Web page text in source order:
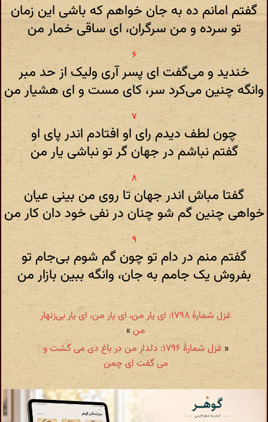
گفتم امانم ده به جان خواهم که باشی این زمان
تو سرده و من سرگران، ای ساقی خمار من
خندید و می‌گفت ای پسر آری ولیک از حد مبر
وانگه چنین می‌کرد سر، کای مست و ای هشیار من
چون لطف دیدم رای او افتادم اندر پای او
گفتم نباشم در جهان گر تو نباشی یار من
گفتا مباش اندر جهان تا روی من بینی عیان
خواهی چنین گم شو چنان در نفی خود دان کار من
گفتم منم در دام تو چون گم شوم بی‌جام تو
بفروش یک جامم به جان، وانگه ببین بازار من
غزل شمارهٔ ۱۷۹۸: ای یار من، ای یار من، ای یار بی‌زنهار
من»
«
غزل شمارهٔ ۱۷۹۶: دلدار من در باغ دی می گشت و
می گفت ای چمن